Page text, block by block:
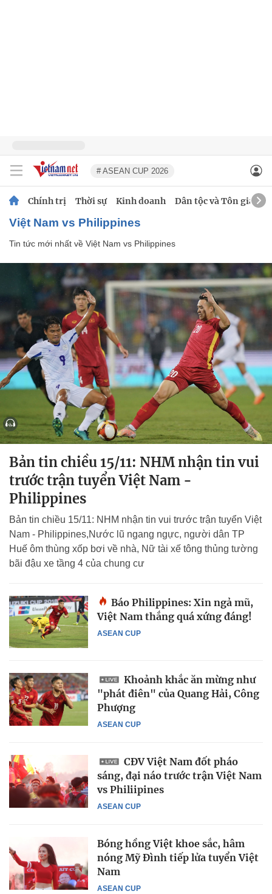
# ASEAN CUP 2026
Chính trị Thời sự Kinh doanh Dân tộc và Tôn giáo
Việt Nam vs Philippines
Tin tức mới nhất về Việt Nam vs Philippines
Bản tin chiều 15/11: NHM nhận tin vui
trước trận tuyển Việt Nam -
Philippines
Bản tin chiều 15/11: NHM nhận tin vui trước trận tuyển Việt
Nam - Philippines,Nước lũ ngang ngực, người dân TP
Huế ôm thùng xốp bơi về nhà, Nữ tài xế tông thủng tường
bãi đậu xe tầng 4 của chung cư
ASEAN CUP
Báo Philippines: Xin ngả mũ,
Việt Nam thắng quá xứng đáng!
ASEAN CUP
Khoảnh khắc ăn mừng như
"phát điên" của Quang Hải, Công
Phượng
ASEAN CUP
CĐV Việt Nam đốt pháo
sáng, đại náo trước trận Việt Nam
vs Philiipines
ASEAN CUP
Bóng hồng Việt khoe sắc, hâm
nóng Mỹ Đình tiếp lửa tuyển Việt
Nam